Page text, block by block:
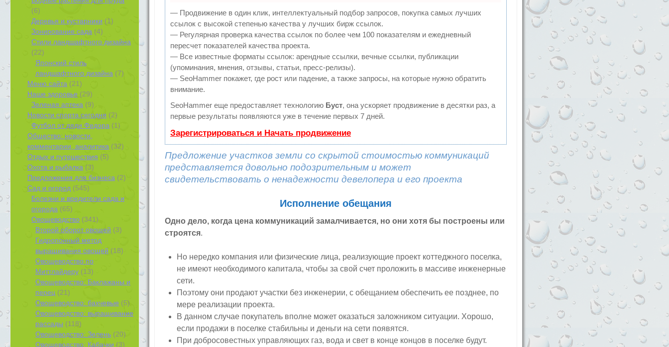
(6)
Деревья и кустарники (1)
Зонирование сада (4)
Стили ландшафтного дизайна
(22)
Японский стиль
ландшафтного дизайна (7)
Меню сайта (21)
Наше здоровье (29)
Зеленая аптека (9)
Новости спорта сегодня (2)
Футбол от дяди Федора (1)
Общество: новости,
комментарии, аналитика (32)
Отдых и путешествия (5)
Охота и рыбалка (3)
Предложения для бизнеса (2)
Сад и огород (545)
Болезни и вредители сада и
огорода (65)
Овощеводство (341)
Второй оборот овощей (3)
Гидропонный метод
выращивания овощей (18)
Овощеводство по
Миттлайдеру (13)
Овощеводство: Баклажаны и
перец (21)
Овощеводство: бахчевые (5)
Овощеводство: выращивание
рассады (118)
Овощеводство: Зелень (20)
Овощеводство: Кабачки (3)
— Продвижение в один клик, интеллектуальный подбор запросов, покупка самых лучших
ссылок с высокой степенью качества у лучших бирж ссылок.
— Регулярная проверка качества ссылок по более чем 100 показателям и ежедневный
пересчет показателей качества проекта.
— Все известные форматы ссылок: арендные ссылки, вечные ссылки, публикации
(упоминания, мнения, отзывы, статьи, пресс-релизы).
— SeoHammer покажет, где рост или падение, а также запросы, на которые нужно обратить
внимание.
SeoHammer еще предоставляет технологию Буст, она ускоряет продвижение в десятки раз, а
первые результаты появляются уже в течение первых 7 дней.
Зарегистрироваться и Начать продвижение
Предложение участков земли со скрытой стоимостью коммуникаций
представляется довольно подозрительным и может
свидетельствовать о ненадежности девелопера и его проекта
Исполнение обещания
Одно дело, когда цена коммуникаций замалчивается, но они хотя бы построены или
строятся.
Но нередко компания или физические лица, реализующие проект коттеджного поселка,
не имеют необходимого капитала, чтобы за свой счет проложить в массиве инженерные
сети.
Поэтому они продают участки без инженерии, с обещанием обеспечить ее позднее, по
мере реализации проекта.
В данном случае покупатель вполне может оказаться заложником ситуации. Хорошо,
если продажи в поселке стабильны и деньги на сети появятся.
При добросовестных управляющих газ, вода и свет в конце концов в поселке будут.